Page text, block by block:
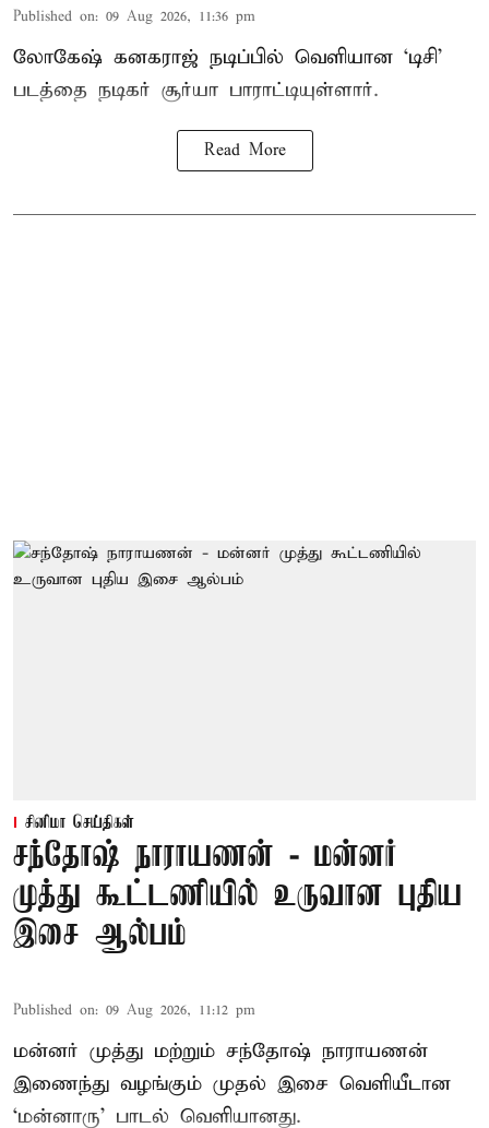
Published on: 09 Aug 2026, 11:36 pm
லோகேஷ் கனகராஜ் நடிப்பில் வெளியான ‘டிசி’
படத்தை நடிகர் சூர்யா பாராட்டியுள்ளார்.
Read More
சினிமா செய்திகள்
சந்தோஷ் நாராயணன் - மன்னர்
முத்து கூட்டணியில் உருவான புதிய
இசை ஆல்பம்
Published on: 09 Aug 2026, 11:12 pm
மன்னர் முத்து மற்றும் சந்தோஷ் நாராயணன்
இணைந்து வழங்கும் முதல் இசை வெளியீடான
‘மன்னாரு’ பாடல் வெளியானது.